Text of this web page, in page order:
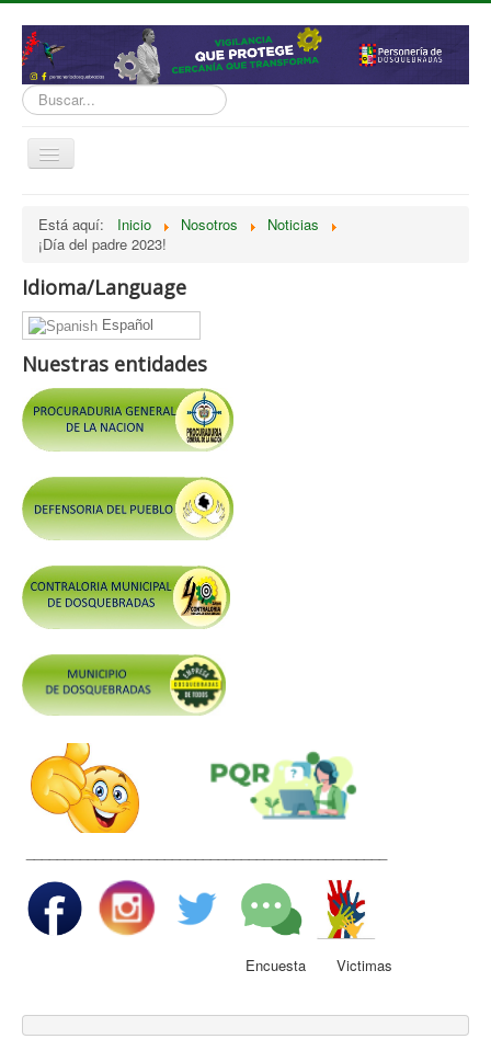
Buscar...
Cambiar
Normatividad
Nosotros
Presupuesto
Politicas, Planes, Proyectos
Tramites y Servicios
Contratación
Control y Rendición de Cuentas
Grupos De Interés
Gestión Seguridad y Salud en el Trabajo
Mesa de Victimas
Correo
Conciliación y Daño Antijurídico
Código de Integridad
Gestión del Talento Humano
Transparencia
Participa
Está aquí: Inicio Nosotros
Noticias
¡Día del padre 2023!
Idioma/Language
Español
Nuestras entidades
Encuesta Victimas